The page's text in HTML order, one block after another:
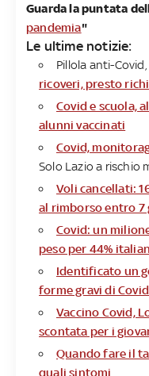
Guarda la puntata
pandemia"
Le ultime notizie:​
Pillola anti-Covid,
ricoveri, presto
Covid e scuola,
alunni vaccinati
Covid,
Solo Lazio a rischio
Voli cancellati:
al rimborso entro 7
Covid: un
peso per 44%
Identificato un
forme gravi di
Vaccino Covid,
scontata per i
Quando fare il
quali sintomi